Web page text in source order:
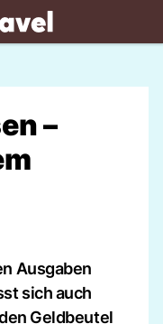
–
Ausgaben
sich auch
Geldbeutel